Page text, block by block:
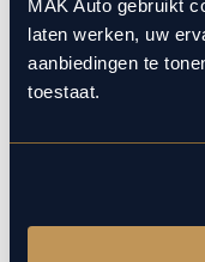
MAK Auto gebruikt
laten werken, uw
aanbiedingen te
toestaat.
verzorgen het
merkdealer, met
gerust langs in onze